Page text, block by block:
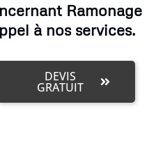
Ramonage
à nos services.
DEVIS
GRATUIT